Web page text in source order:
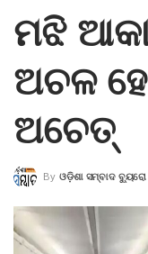
ମଝି
ଅଚଳ
ଅଚେତ୍
By ଓଡ଼ିଶା ସମ୍ବାଦ ବ୍ୟୁରୋ